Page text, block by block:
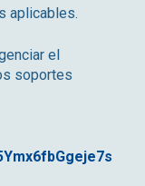
aplicables.
el
soportes